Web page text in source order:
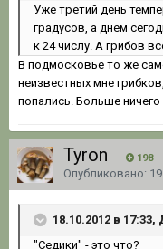
Уже третий день
градусов, а днем
к 24 числу. А грибов
В подмосковье то же
неизвестных мне
попались. Больше ничего
Tyron 198
Опубликовано:
18.10.2012 в
"Седики" - это что?